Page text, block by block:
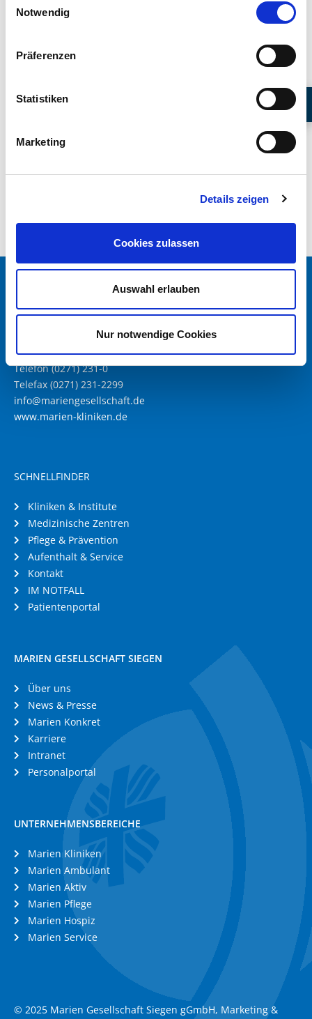
Notwendig
Präferenzen
Statistiken
Marketing
Details zeigen
Cookies zulassen
Auswahl erlauben
Nur notwendige Cookies
Ärztliche Fort- und Weiterbildung
MARIEN KLINIKEN SIEGEN
57072 Siegen
Telefon (0271) 231-0
Telefax (0271) 231-2299
info@mariengesellschaft.de
www.marien-kliniken.de
SCHNELLFINDER
Kliniken & Institute
Medizinische Zentren
Pflege & Prävention
Aufenthalt & Service
Kontakt
IM NOTFALL
Patientenportal
MARIEN GESELLSCHAFT SIEGEN
Über uns
News & Presse
Marien Konkret
Karriere
Intranet
Personalportal
UNTERNEHMENSBEREICHE
Marien Kliniken
Marien Ambulant
Marien Aktiv
Marien Pflege
Marien Hospiz
Marien Service
© 2025 Marien Gesellschaft Siegen gGmbH, Marketing &